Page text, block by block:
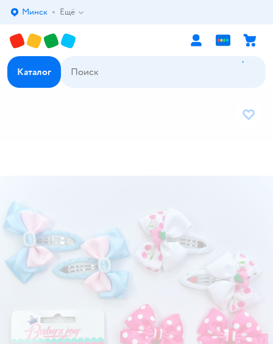
Выбор адреса доставки.
Минск Ещё
Каталог
В